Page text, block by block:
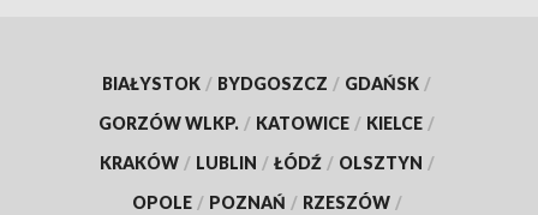
BIAŁYSTOK / BYDGOSZCZ / GDAŃSK /
GORZÓW WLKP. / KATOWICE / KIELCE /
KRAKÓW / LUBLIN / ŁÓDŹ / OLSZTYN /
OPOLE / POZNAŃ / RZESZÓW /